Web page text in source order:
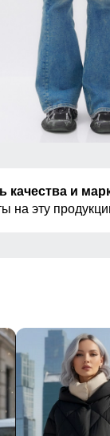
качества и
на эту